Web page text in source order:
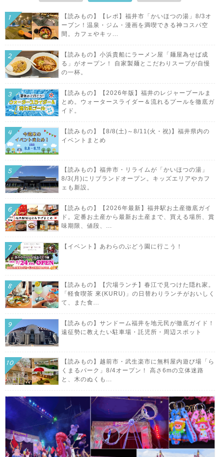
【読みもの】【レポ】福井市「かいほつの湯」8/3オ
ープン！温泉・ジム・漫画を満喫できる神コスパ空
間。カフェやキッ...
【読みもの】小浜貴船にラーメン屋「麺屋為せば成
る」がオープン！ 自家製麺とこだわりスープが自慢
の一杯。
【読みもの】【2026年版】福井のレジャープールま
とめ。ウォータースライダー＆流れるプールを徹底ガ
イド。
【読みもの】【8/8(土)～8/11(火・祝)】福井県内の
イベントまとめ
【読みもの】福井市・リライムが「かいほつの湯」
8/3(月)にリブランドオープン。キッズエリアやカフ
ェも新設。
【読みもの】【2026年最新】福井駅お土産徹底ガイ
ド。定番お土産から最新お土産まで、買える場所、賞
味期限、値段、...
【イベント】あわらのぶどう園に行こう！
【読みもの】【穴場ランチ】春江で見つけた隠れ家。
「軽食喫茶 來(KURU)」の日替わりランチがおいしく
て、また食...
【読みもの】サンドーム福井を地元民が徹底ガイド！
遠征勢に教えたい駐車場・託児所・周辺スポット
【読みもの】越前市・武生楽市に無料屋内遊び場「ら
くまるパーク」8/4オープン！ 高さ6mの立体迷路
と、木のぬくも...